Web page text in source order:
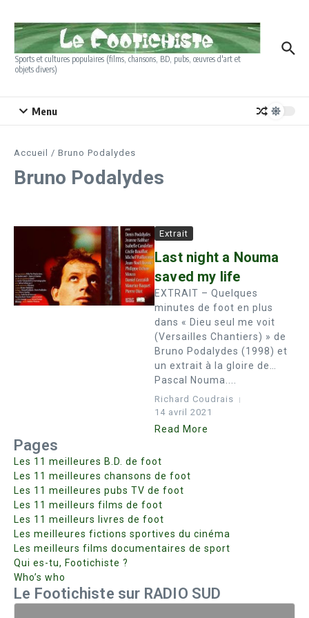
Sports et cultures populaires (films, chansons, BD, pubs, œuvres d'art et
objets divers)
Menu
Accueil / Bruno Podalydes
Bruno Podalydes
Extrait
Last night a Nouma
saved my life
EXTRAIT – Quelques
minutes de foot en plus
dans « Dieu seul me voit
(Versailles Chantiers) » de
Bruno Podalydes (1998) et
un extrait à la gloire de…
Pascal Nouma....
Richard Coudrais
14 avril 2021
Read More
Pages
Les 11 meilleures B.D. de foot
Les 11 meilleures chansons de foot
Les 11 meilleures pubs TV de foot
Les 11 meilleurs films de foot
Les 11 meilleurs livres de foot
Les meilleures fictions sportives du cinéma
Les meilleurs films documentaires de sport
Qui es-tu, Footichiste ?
Who’s who
Le Footichiste sur RADIO SUD